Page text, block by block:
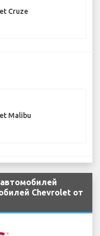
Cruze
Malibu
Chevrolet от